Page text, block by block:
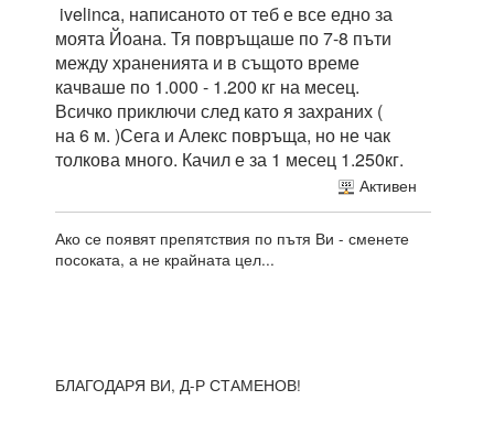
ivelinca, написаното от теб е все едно за
моята Йоана. Тя повръщаше по 7-8 пъти
между храненията и в същото време
качваше по 1.000 - 1.200 кг на месец.
Всичко приключи след като я захраних (
на 6 м. )Сега и Алекс повръща, но не чак
толкова много. Качил е за 1 месец 1.250кг.
Активен
Ако се появят препятствия по пътя Ви - сменете
посоката, а не крайната цел...
БЛАГОДАРЯ ВИ, Д-Р СТАМЕНОВ!